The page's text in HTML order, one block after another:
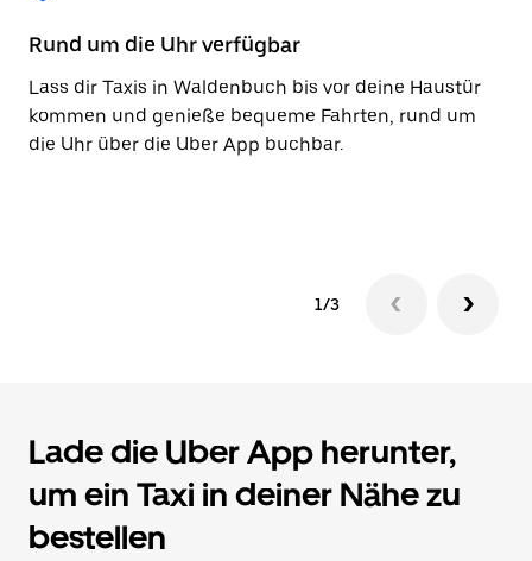
Kalender
schließen.
Rund um die Uhr verfügbar
Lass dir Taxis in Waldenbuch bis vor deine Haustür
kommen und genieße bequeme Fahrten, rund um
die Uhr über die Uber App buchbar.
1/3
Lade die Uber App herunter,
um ein Taxi in deiner Nähe zu
bestellen